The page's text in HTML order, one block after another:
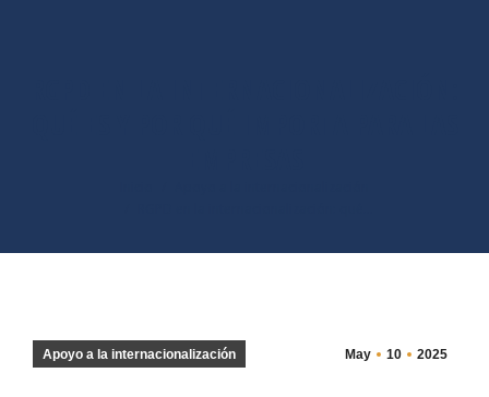
May 10 2025
Apoyo a la internacionalización